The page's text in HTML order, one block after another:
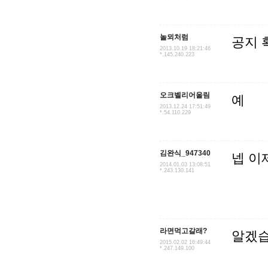
놀뫼처럼
2013.10.19 18:21:46
*.145.240.223
공지
오크벨리어울림
2013.12.24 17:51:49
*.54.110.229
예
김완식_947340
2014.01.03 13:08:51
*.243.130.141
넵 이
라면먹고갈래?
2015.02.02 16:49:44
*.247.149.100
알겠